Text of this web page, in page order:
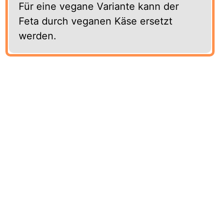
Für eine vegane Variante kann der
Feta durch veganen Käse ersetzt
werden.